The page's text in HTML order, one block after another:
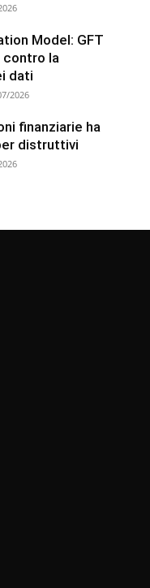
Model: GFT
contro la
dati
2026
finanziarie ha
distruttivi